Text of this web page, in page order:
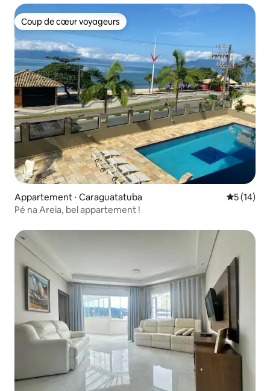
Coup de cœur voyageurs
Coup de cœur voyageurs
Appartement ⋅ Caraguatatuba
5 (14)
Pé na Areia, bel appartement !